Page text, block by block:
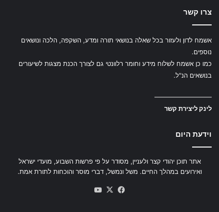
צרו קשר
אשמח לדון ולעזור בכל שאלה בנושאי תורה ומדע, השקפה, הלכה ונושאים
נוספים.
כמו כן אשמח לשלוח מידע וחומר רלוונטי גם לצורך הכנת מצגות לשיעורים
בנושאים הנ"ל.
—————————
לינק ליצירת קשר
וידעת היום
אתר תוכן יהודי קצר ולעניין, מסודר על פי פרשות השבוע, מועדי ישראל
ואירועים במהלך החיים. משל ונמשל, דברי מוסר והוכחות לתורת אמת.
Facebook
X